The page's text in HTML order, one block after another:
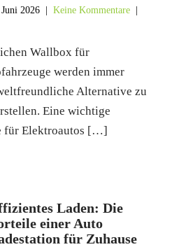
2026 |Keine Kommentare
Wallbox für
werden immer
Alternative zu
Eine wichtige
für Elektroautos […]
Laden: Die
einer Auto
für Zuhause